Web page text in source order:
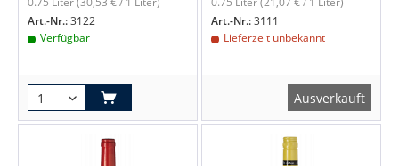
Art.-Nr.:3122
Verfügbar
Art.-Nr.:3111
Lieferzeit unbekannt
Ausverkauft